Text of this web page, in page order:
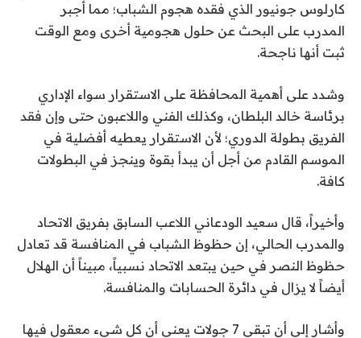
كارلوس جونيور الذي فقده هجوم الشباب؛ مما أجبر
المدرب على البحث عن حلول هجومية أخرى ومع الوقت
ثبت أنها ناجحة.
وشدد على أهمية المحافظة على الاستقرار سواء الإداري
برئاسة خالد البلطان، وكذلك الفني واللاعبون حتى وإن فقد
الفريق بطولة الدوري؛ لأن الاستقرار يعطيه أفضلية في
الموسم القادم من أجل أن يبدأ بقوة وينجز في البطولات
كافة.
وأخيراً، قال سعيد الودعاني اللاعب السابق بفريق الاتحاد
والمدرب الحالي، إن حظوظ الشباب في المنافسة قد تعادل
حظوظ النصر في حين يبتعد الاتحاد نسبياً، مبيناً أن الهلال
أيضاً لا يزال في دائرة الحسابات والمنافسة.
وأشار إلى أن تبقي 7 جولات يعني أن كل شيء معقول فيها